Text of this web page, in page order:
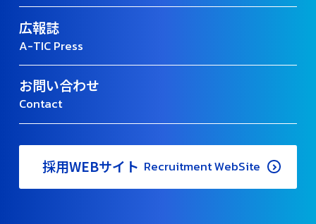
広報誌
A-TIC Press
お問い合わせ
Contact
採用WEBサイト Recruitment WebSite